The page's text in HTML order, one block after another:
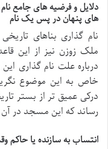
دلایل و فرضیه های جامع
های پنهان در پس یک نام
نام گذاری بناهای
ملک زوزن نیز از این
درباره علت نام گذاری
خاص به این موضوع
درکی عمیق تر از بستر
رساند که این مسجد در
انتساب به سازنده یا حاکم